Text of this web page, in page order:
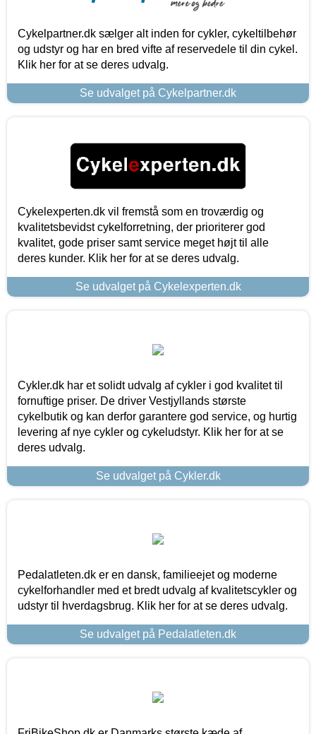
Cykelpartner.dk sælger alt inden for cykler, cykeltilbehør
og udstyr og har en bred vifte af reservedele til din cykel.
Klik her for at se deres udvalg.
Se udvalget på Cykelpartner.dk
Cykelexperten.dk vil fremstå som en troværdig og
kvalitetsbevidst cykelforretning, der prioriterer god
kvalitet, gode priser samt service meget højt til alle
deres kunder. Klik her for at se deres udvalg.
Se udvalget på Cykelexperten.dk
Cykler.dk har et solidt udvalg af cykler i god kvalitet til
fornuftige priser. De driver Vestjyllands største
cykelbutik og kan derfor garantere god service, og hurtig
levering af nye cykler og cykeludstyr. Klik her for at se
deres udvalg.
Se udvalget på Cykler.dk
Pedalatleten.dk er en dansk, familieejet og moderne
cykelforhandler med et bredt udvalg af kvalitetscykler og
udstyr til hverdagsbrug. Klik her for at se deres udvalg.
Se udvalget på Pedalatleten.dk